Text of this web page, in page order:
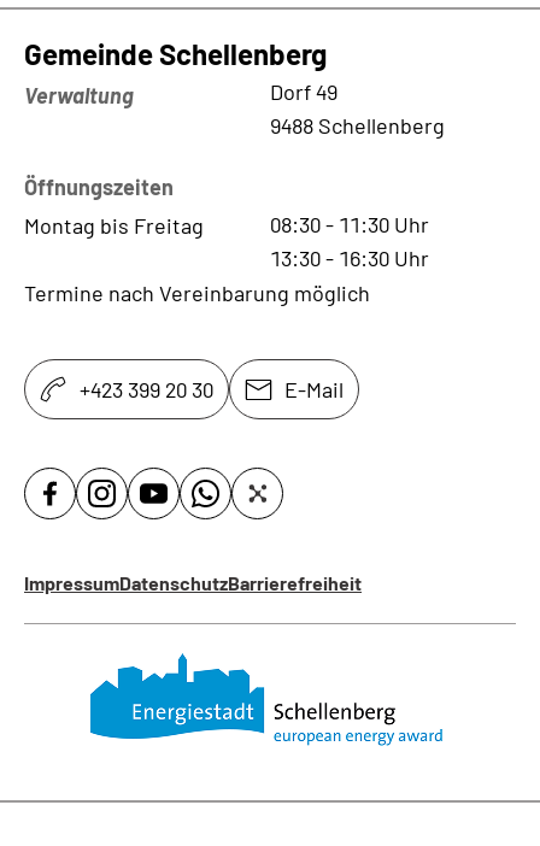
Gemeinde Schellenberg
Verwaltung
Dorf 49
9488 Schellenberg
Öffnungszeiten
Montag bis Freitag
08:30- 11:30 Uhr
13:30- 16:30 Uhr
Termine nach Vereinbarung möglich
+423 399 20 30 E-Mail
ImpressumDatenschutzBarrierefreiheit